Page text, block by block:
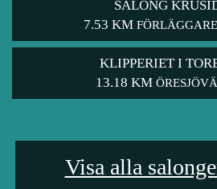
SALONG
7.53 KM
KLIPPERIET I
13.18 KM
Visa alla